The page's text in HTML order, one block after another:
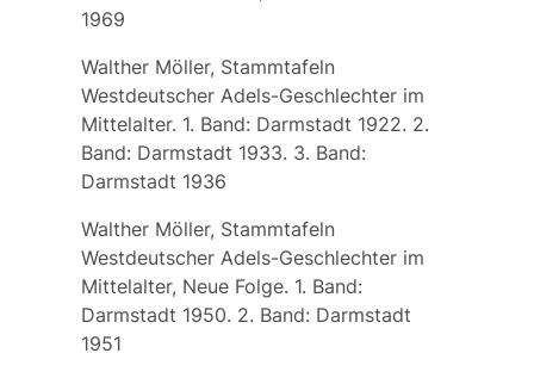
1969
Walther Möller, Stammtafeln
Westdeutscher Adels-Geschlechter im
Mittelalter. 1. Band: Darmstadt 1922. 2.
Band: Darmstadt 1933. 3. Band:
Darmstadt 1936
Walther Möller, Stammtafeln
Westdeutscher Adels-Geschlechter im
Mittelalter, Neue Folge. 1. Band:
Darmstadt 1950. 2. Band: Darmstadt
1951